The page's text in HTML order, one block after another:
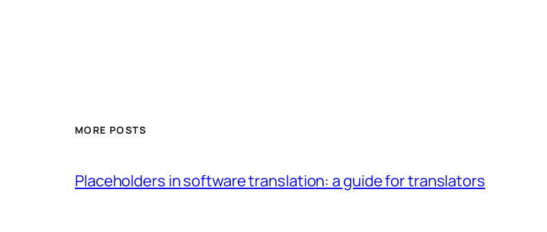
MORE POSTS
Placeholders in software translation: a guide for translators